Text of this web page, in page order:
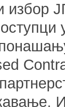
избор Ј
.